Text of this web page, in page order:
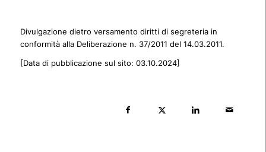
Divulgazione dietro versamento diritti di segreteria in
conformità alla Deliberazione n. 37/2011 del 14.03.2011.
[Data di pubblicazione sul sito: 03.10.2024]